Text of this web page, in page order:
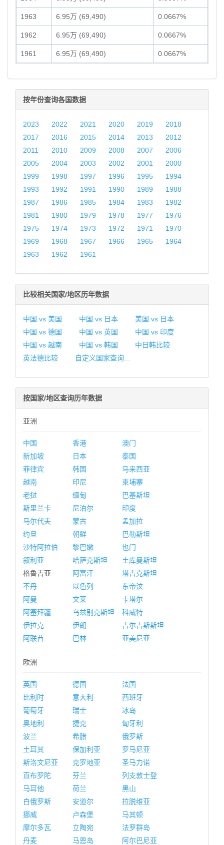
1963 6.95万 (69,490) 0.0667%
1962 6.95万 (69,490) 0.0667%
1961 6.95万 (69,490) 0.0667%
按年份查询各国数据
2023 2022 2021 2020 2019
2018
2017
2016 2015 2014 2013
2012
2011
2010 2009 2008 2007
2006
2005
2004 2003 2002 2001
2000
1999
1998 1997 1996 1995
1994
1993
1992 1991 1990 1989
1988
1987
1986 1985 1984 1983
1982
1981
1980 1979 1978 1977
1976
1975
1974 1973 1972 1971
1970
1969
1968 1967 1966 1965
1964
1963
1962 1961
比较相关国家/地区历年数据
中国 vs 美国 中国 vs 日本
美国 vs 日本
中国 vs 德国
中国 vs 英国
中国 vs 印度
中国 vs 越南
中国 vs 韩国
中日韩比较
英法德比较
自定义国家查询...
按国家/地区查询历年数据
亚洲
中国 香港
澳门
新加坡
日本
泰国
菲律宾
韩国
马来西亚
越南
印尼
柬埔寨
老挝
缅甸
巴基斯坦
斯里兰卡
尼泊尔
印度
马尔代夫
蒙古
孟加拉
约旦
朝鲜
巴勒斯坦
沙特阿拉伯
黎巴嫩
也门
叙利亚
哈萨克斯坦
土库曼斯坦
格鲁吉亚
阿富汗
塔吉克斯坦
不丹
以色列
东帝汶
阿曼
文莱
卡塔尔
阿塞拜疆
乌兹别克斯坦
科威特
伊拉克
伊朗
吉尔吉斯斯坦
阿联酋
巴林 亚美尼亚
欧洲
英国 德国
法国
比利时
意大利
西班牙
葡萄牙
瑞士
冰岛
奥地利
捷克
匈牙利
波兰
希腊
俄罗斯
土耳其
保加利亚
罗马尼亚
斯洛文尼亚
克罗地亚
圣马力诺
直布罗陀
芬兰
列支敦士登
马耳他
荷兰
黑山
白俄罗斯
安道尔
拉脱维亚
挪威
卢森堡
马其顿
摩尔多瓦
立陶宛
法罗群岛
丹麦
马恩岛
阿尔巴尼亚